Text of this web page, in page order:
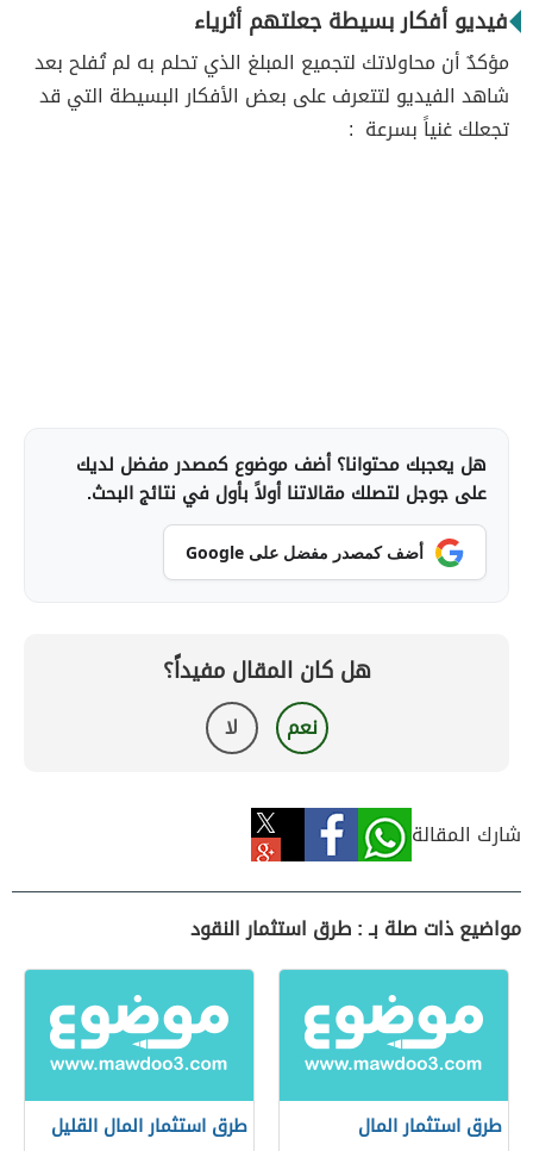
فيديو أفكار بسيطة جعلتهم أثرياء
مؤكدٌ أن محاولاتك لتجميع المبلغ الذي تحلم به لم تُفلح بعد
شاهد الفيديو لتتعرف على بعض الأفكار البسيطة التي قد
تجعلك غنياً بسرعة :
هل يعجبك محتوانا؟ أضف موضوع كمصدر مفضل لديك
على جوجل لتصلك مقالاتنا أولاً بأول في نتائج البحث.
أضف كمصدر مفضل على Google
هل كان المقال مفيداً؟
نعم لا
شارك المقالة
مواضيع ذات صلة بـ : طرق استثمار النقود
طرق استثمار المال طرق استثمار المال القليل